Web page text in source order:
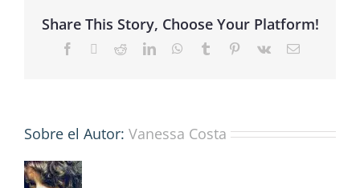
Share This Story, Choose Your Platform!
Facebook RedditLinkedInWhatsApp
Tumblr Pinterest
Vk
Correo
Sobre el Autor: Vanessa Costa